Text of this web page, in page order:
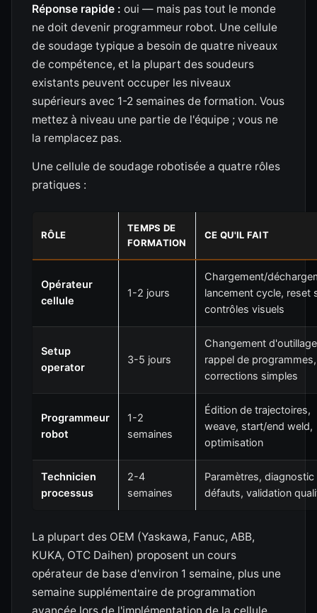
Réponse rapide : oui — mais pas tout le monde
ne doit devenir programmeur robot. Une cellule
de soudage typique a besoin de quatre niveaux
de compétence, et la plupart des soudeurs
existants peuvent occuper les niveaux
supérieurs avec 1-2 semaines de formation. Vous
mettez à niveau une partie de l'équipe ; vous ne
la remplacez pas.
Une cellule de soudage robotisée a quatre rôles
pratiques :
RÔLE
TEMPS DE
FORMATION
CE QU'IL FAIT
Opérateur
cellule
1-2 jours
Chargement/
lancement cycle, reset
contrôles visuels
Setup
operator
3-5 jours
Changement
rappel de programmes,
corrections simples
Programmeur
robot
1-2
semaines
Édition de trajectoires,
weave, start/end weld,
optimisation
Technicien
processus
2-4
semaines
Paramètres, diagnostic
défauts, validation
La plupart des OEM (Yaskawa, Fanuc, ABB,
KUKA, OTC Daihen) proposent un cours
opérateur de base d'environ 1 semaine, plus une
semaine supplémentaire de programmation